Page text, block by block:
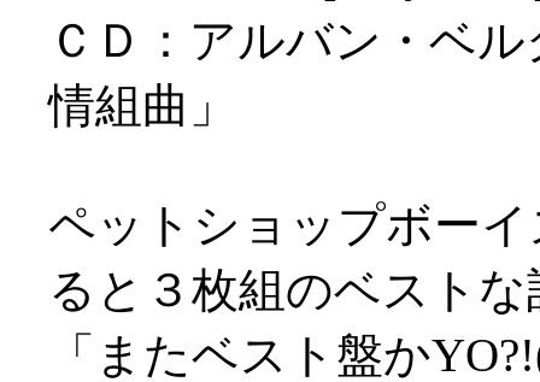
ＣＤ：アルバン・ベ
情組曲」
ペットショップボー
ると３枚組のベスト
「またベスト盤か